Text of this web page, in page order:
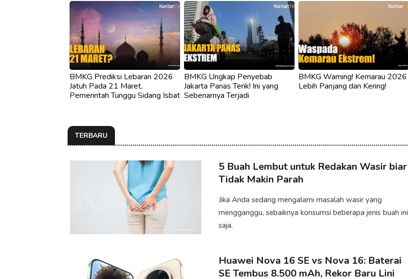
BMKG Prediksi Lebaran 2026
Jatuh Pada 21 Maret,
Pemerintah Tunggu Sidang Isbat
BMKG Ungkap Penyebab
Jakarta Panas Terik! Ini yang
Sebenarnya Terjadi
BMKG Warning! Kemarau 2026
Lebih Panjang dan Kering!
TERBARU
5 Buah Lembut untuk Redakan Wasir biar
Tidak Makin Parah
Jika Anda sedang mengalami masalah wasir yang
mengganggu, sebaiknya konsumsi beberapa jenis buah ini
saja.​
Huawei Nova 16 SE vs Nova 16: Baterai
SE Tembus 8.500 mAh, Rekor Baru Lini